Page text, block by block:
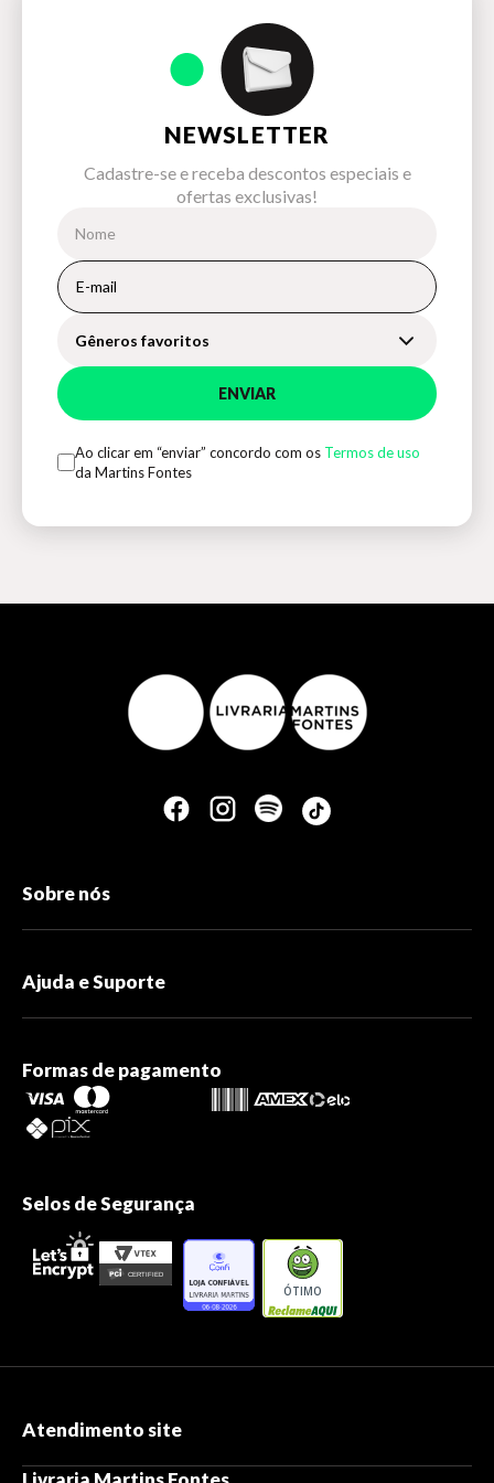
NEWSLETTER
Cadastre-se e receba descontos especiais e
ofertas exclusivas!
Gêneros favoritos
ENVIAR
Ao clicar em “enviar” concordo com os Termos de uso
da Martins Fontes
Sobre nós
Ajuda e Suporte
Formas de pagamento
Selos de Segurança
ÓTIMO
Atendimento site